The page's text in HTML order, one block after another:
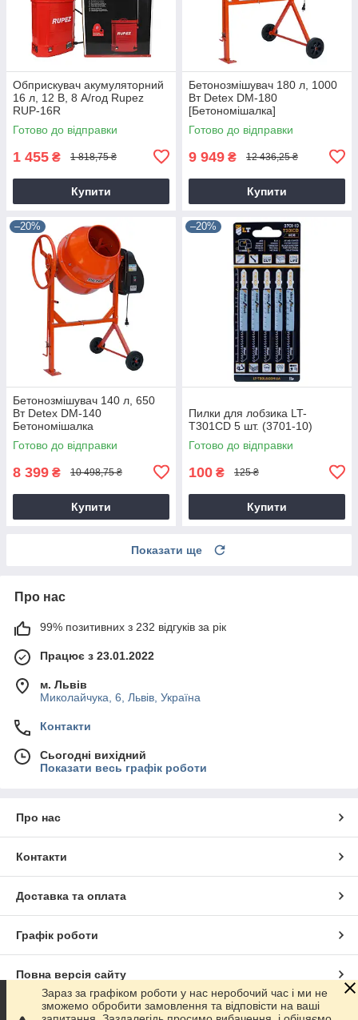
Обприскувач акумуляторний
16 л, 12 В, 8 А/год Rupez
RUP-16R
Готово до відправки
1 455 ₴ 1 818,75 ₴
Купити
Бетонозмішувач 180 л, 1000
Вт Detex DM-180
[Бетономішалка]
Готово до відправки
9 949 ₴ 12 436,25 ₴
Купити
–20%
Бетонозмішувач 140 л, 650
Вт Detex DM-140
Бетономішалка
Готово до відправки
8 399 ₴ 10 498,75 ₴
Купити
–20%
Пилки для лобзика LT-
T301CD 5 шт. (3701-10)
Готово до відправки
100 ₴ 125 ₴
Купити
Показати ще
Про нас
99% позитивних з 232 відгуків за рік
Працює з 23.01.2022
м. Львів
Миколайчука, 6, Львів, Україна
Контакти
Сьогодні вихідний
Показати весь графік роботи
Про нас
Контакти
Доставка та оплата
Графік роботи
Повна версія сайту
Сайт створено на маркетплейсіProm.ua
Зараз за графіком роботи у нас неробочий час і ми не
зможемо обробити замовлення та відповісти на ваші